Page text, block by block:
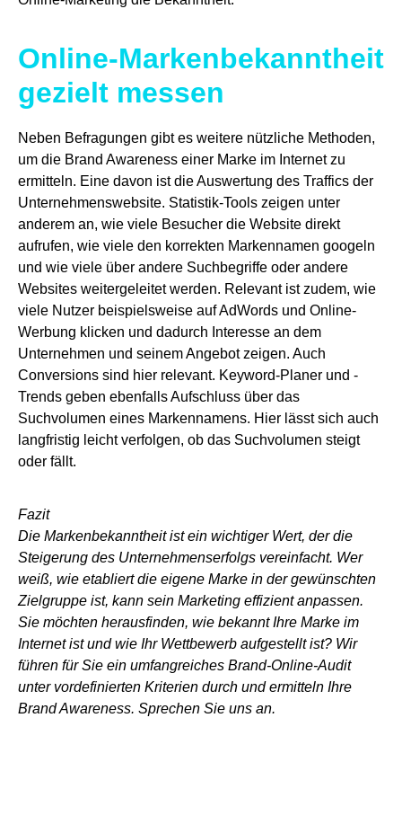
Online-Markenbekanntheit
gezielt messen
Neben Befragungen gibt es weitere nützliche Methoden,
um die Brand Awareness einer Marke im Internet zu
ermitteln. Eine davon ist die Auswertung des Traffics der
Unternehmenswebsite. Statistik-Tools zeigen unter
anderem an, wie viele Besucher die Website direkt
aufrufen, wie viele den korrekten Markennamen googeln
und wie viele über andere Suchbegriffe oder andere
Websites weitergeleitet werden. Relevant ist zudem, wie
viele Nutzer beispielsweise auf AdWords und Online-
Werbung klicken und dadurch Interesse an dem
Unternehmen und seinem Angebot zeigen. Auch
Conversions sind hier relevant. Keyword-Planer und -
Trends geben ebenfalls Aufschluss über das
Suchvolumen eines Markennamens. Hier lässt sich auch
langfristig leicht verfolgen, ob das Suchvolumen steigt
oder fällt.
Fazit
Die Markenbekanntheit ist ein wichtiger Wert, der die
Steigerung des Unternehmenserfolgs vereinfacht. Wer
weiß, wie etabliert die eigene Marke in der gewünschten
Zielgruppe ist, kann sein Marketing effizient anpassen.
Sie möchten herausfinden, wie bekannt Ihre Marke im
Internet ist und wie Ihr Wettbewerb aufgestellt ist? Wir
führen für Sie ein umfangreiches Brand-Online-Audit
unter vordefinierten Kriterien durch und ermitteln Ihre
Brand Awareness. Sprechen Sie uns an.